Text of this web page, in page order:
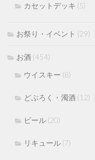
カセットデッキ (5)
お祭り・イベント (29)
お酒 (454)
ウイスキー (8)
どぶろく・濁酒 (12)
ビール (20)
リキュール (7)